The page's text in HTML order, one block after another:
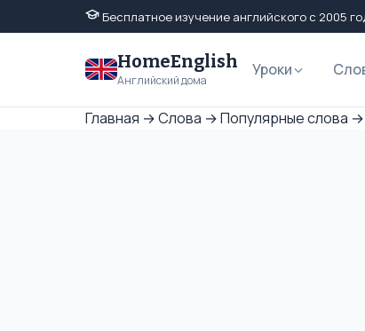
Бесплатное изучение английского с 2005
HomeEnglish
Английский дома
Уроки
Главная →Слова →Популярные слова →